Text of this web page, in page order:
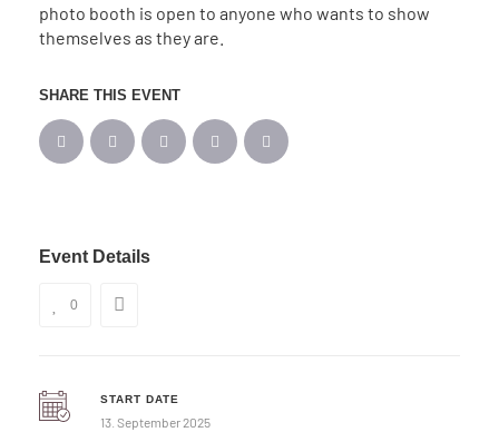
photo booth is open to anyone who wants to show
themselves as they are.
SHARE THIS EVENT
Event Details
0
START DATE
13. September 2025